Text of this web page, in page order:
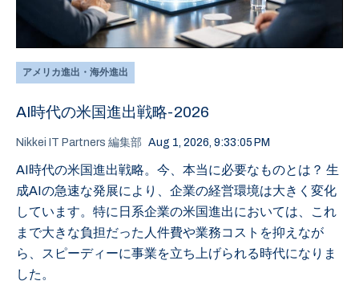
アメリカ進出・海外進出
AI時代の米国進出戦略-2026
Nikkei IT Partners 編集部 Aug 1, 2026, 9:33:05 PM
AI時代の米国進出戦略。今、本当に必要なものとは？ 生
成AIの急速な発展により、企業の経営環境は大きく変化
しています。特に日系企業の米国進出においては、これ
まで大きな負担だった人件費や業務コストを抑えなが
ら、スピーディーに事業を立ち上げられる時代になりま
した。